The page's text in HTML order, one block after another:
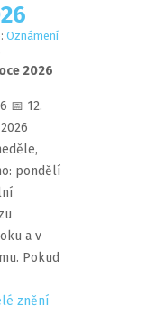
Oznámení
2026
📅 12.
pondělí
a v
Pokud
znění